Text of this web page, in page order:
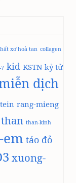
xơ hoà tan collagen
7 kid KSTN kỷ tử
dịch
rang-mieng
than than-kinh
táo đỏ
xuong-